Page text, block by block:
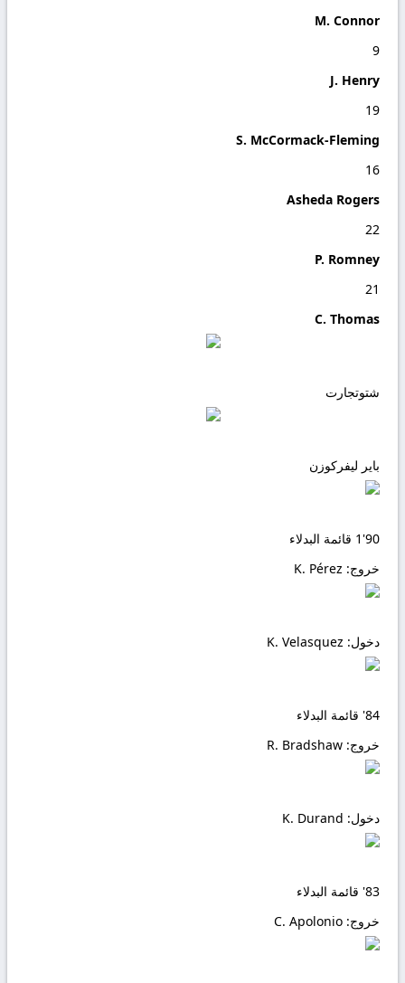
M. Connor
9
J. Henry
19
S. McCormack-Fleming
16
Asheda Rogers
22
P. Romney
21
C. Thomas
شتوتجارت
باير ليفركوزن
90'
1 قائمة البدلاء
خروج:
دخول:
84' قائمة البدلاء
خروج:
دخول:
83' قائمة البدلاء
خروج: